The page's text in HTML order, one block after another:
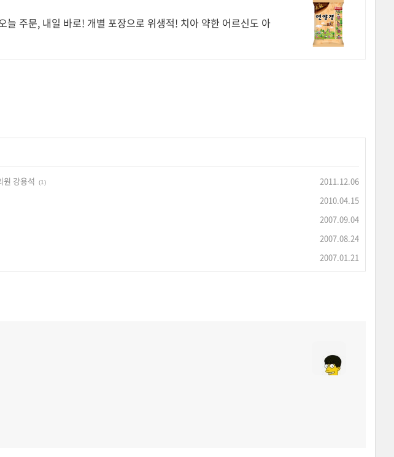
늘 주문, 내일 바로! 개별 포장으로 위생적! 치아 약한 어르신도 아
원 강용석 (1)
2011.12.06
2010.04.15
2007.09.04
2007.08.24
2007.01.21